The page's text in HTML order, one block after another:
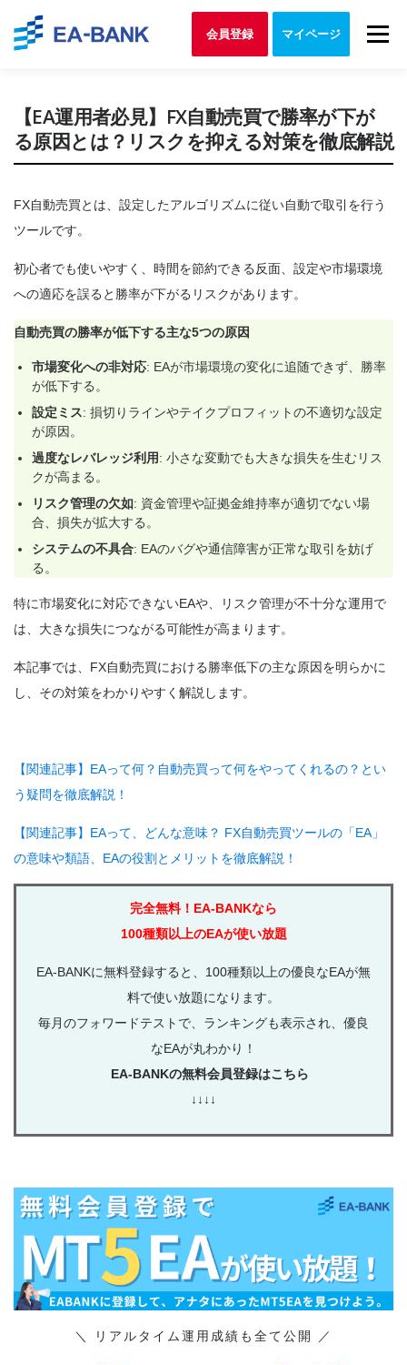
Menu
会員登録 マイページ
【EA運用者必見】FX自動売買で勝率が下が
る原因とは？リスクを抑える対策を徹底解説
FX自動売買とは、設定したアルゴリズムに従い自動で取引を行う
ツールです。
初心者でも使いやすく、時間を節約できる反面、設定や市場環境
への適応を誤ると勝率が下がるリスクがあります。
自動売買の勝率が低下する主な5つの原因
市場変化への非対応: EAが市場環境の変化に追随できず、勝率
が低下する。
設定ミス: 損切りラインやテイクプロフィットの不適切な設定
が原因。
過度なレバレッジ利用: 小さな変動でも大きな損失を生むリス
クが高まる。
リスク管理の欠如: 資金管理や証拠金維持率が適切でない場
合、損失が拡大する。
システムの不具合: EAのバグや通信障害が正常な取引を妨げ
る。
特に市場変化に対応できないEAや、リスク管理が不十分な運用で
は、大きな損失につながる可能性が高まります。
本記事では、FX自動売買における勝率低下の主な原因を明らかに
し、その対策をわかりやすく解説します。
【関連記事】EAって何？自動売買って何をやってくれるの？とい
う疑問を徹底解説！
【関連記事】EAって、どんな意味？ FX自動売買ツールの「EA」
の意味や類語、EAの役割とメリットを徹底解説！
完全無料！EA-BANKなら
100種類以上のEAが使い放題
EA-BANKに無料登録すると、100種類以上の優良なEAが無
料で使い放題になります。
毎月のフォワードテストで、ランキングも表示され、優良
なEAが丸わかり！
EA-BANKの無料会員登録はこちら
↓↓↓↓
＼ リアルタイム運用成績も全て公開 ／